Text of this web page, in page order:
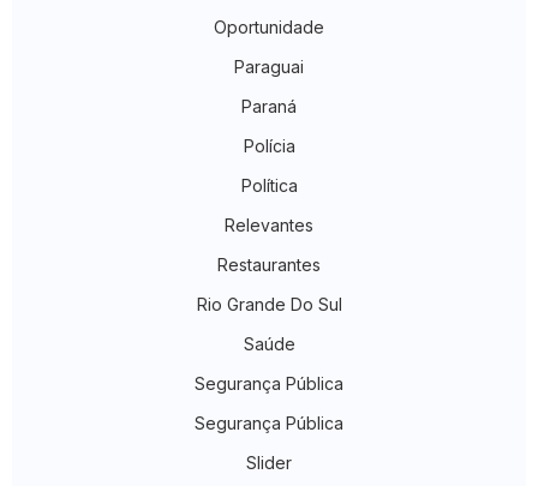
Oportunidade
Paraguai
Paraná
Polícia
Política
Relevantes
Restaurantes
Rio Grande Do Sul
Saúde
Segurança Pública
Segurança Pública
Slider